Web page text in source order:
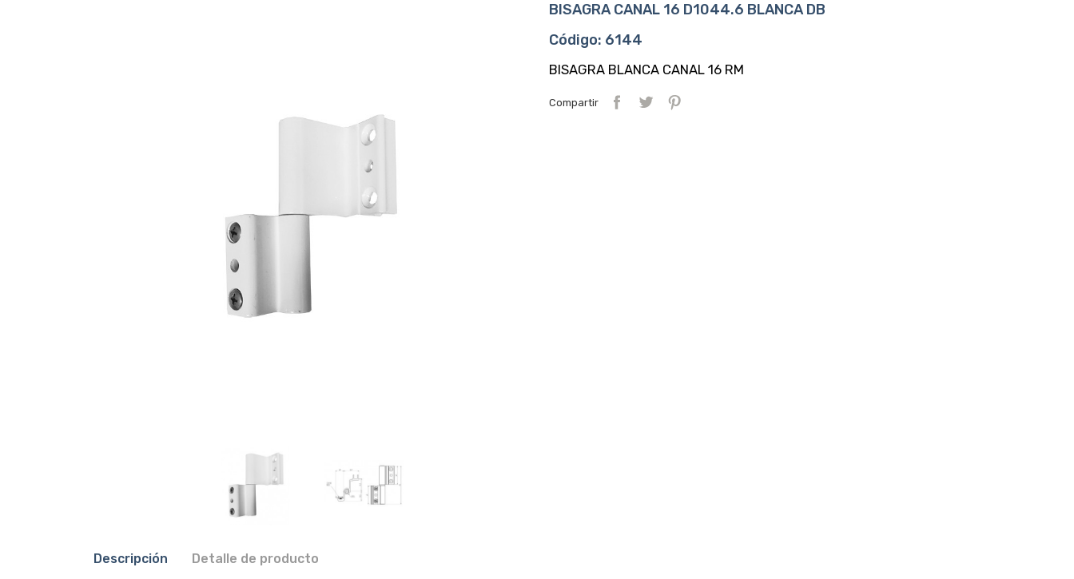
BISAGRA CANAL 16 D1044.6 BLANCA DB
Código: 6144
BISAGRA BLANCA CANAL 16 RM
Compartir
Descripción Detalle de producto